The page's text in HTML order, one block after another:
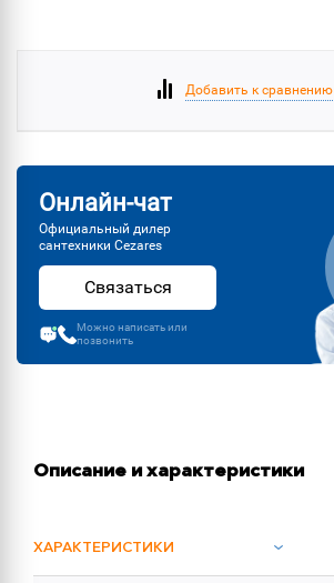
Добавить к сравнению
Онлайн-чат
Официальный дилер
сантехники Cezares
Связаться
Можно написать или
позвонить
Описание и характеристики
ХАРАКТЕРИСТИКИ